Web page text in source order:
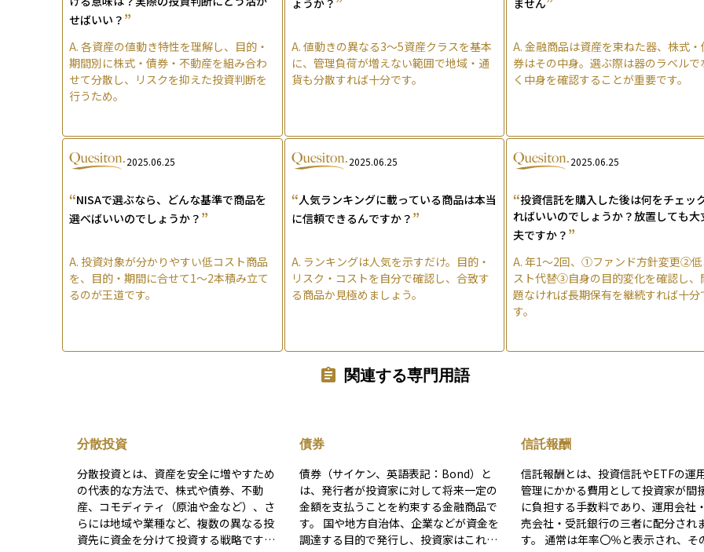
せばいい？ ”
A. 各資産の値動き特性を理解し、目的・
期間別に株式・債券・不動産を組み合わ
せて分散し、リスクを抑えた投資判断を
行うため。
A. 値動きの異なる3〜5資産クラスを基本
に、管理負荷が増えない範囲で地域・通
貨も分散すれば十分です。
A.金融商品は資産を束ねた器、株式・
券はその中身。選ぶ際は器のラベルで
く中身を確認することが重要です。
2025.06.25
“NISAで選ぶなら、どんな基準で商品を
選べばいいのでしょうか？ ”
A. 投資対象が分かりやすい低コスト商品
を、目的・期間に合せて1〜2本積み立て
るのが王道です。
2025.06.25
“人気ランキングに載っている商品は本当
に信頼できるんですか？ ”
A. ランキングは人気を示すだけ。目的・
リスク・コストを自分で確認し、合致す
る商品か見極めましょう。
2025.06.25
“投資信託を購入した後は何をチェッ
ればいいのでしょうか？放置しても大
夫ですか？ ”
A.年1〜2回、①ファンド方針変更②低
スト代替③自身の目的変化を確認し、
題なければ長期保有を継続すれば十分
す。
関連する専門用語
分散投資
分散投資とは、資産を安全に増やすため
の代表的な方法で、株式や債券、不動
産、コモディティ（原油や金など）、さ
らには地域や業種など、複数の異なる投
資先に資金を分けて投資する戦略です。
債券
債券（サイケン、英語表記：Bond）と
は、発行者が投資家に対して将来一定の
金額を支払うことを約束する金融商品で
す。 国や地方自治体、企業などが資金を
調達する目的で発行し、投資家はこれを
信託報酬
信託報酬とは、投資信託やETFの運
管理にかかる費用として投資家が間
に負担する手数料であり、運用会社
売会社・受託銀行の三者に配分され
す。 通常は年率〇％と表示され、その割